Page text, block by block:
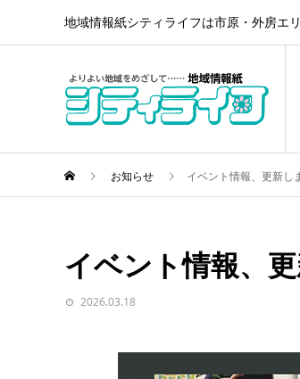
地域情報紙シティライフは市原・外房エ
お知らせ イベント情報、更新し
イベント情報、
2026.03.18